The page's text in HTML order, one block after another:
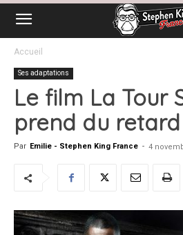
Accueil
Ses adaptations
Le film La Tour
prend du retard
Par Emilie - Stephen King France - 4